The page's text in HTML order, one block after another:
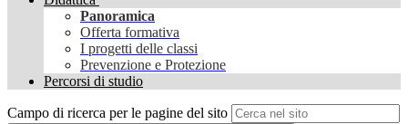
Panoramica
Offerta formativa
I progetti delle classi
Prevenzione e Protezione
Percorsi di studio
Campo di ricerca per le pagine del sito